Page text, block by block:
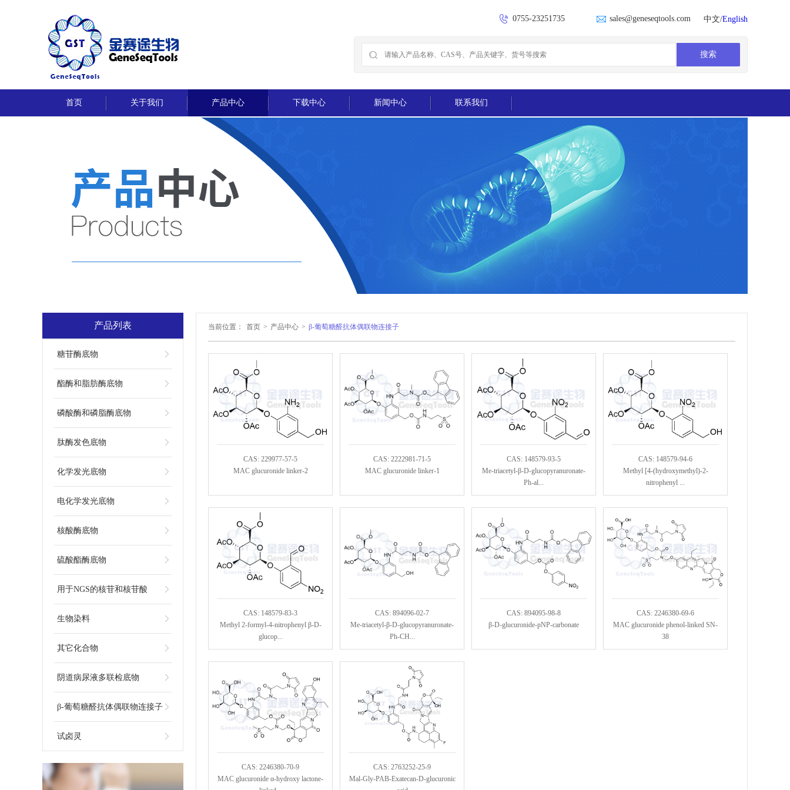
0755-23251735 sales@geneseqtools.com 中文/English
首页 关于我们 产品中心 下载中心 新闻中心 联系我们
产品列表
糖苷酶底物
酯酶和脂肪酶底物
磷酸酶和磷脂酶底物
肽酶发色底物
化学发光底物
电化学发光底物
核酸酶底物
硫酸酯酶底物
用于NGS的核苷和核苷酸
生物染料
其它化合物
阴道病尿液多联检底物
β-葡萄糖醛抗体偶联物连接子
试卤灵
当前位置： 首页 > 产品中心 > β-葡萄糖醛抗体偶联物连接子
CAS: 229977-57-5
MAC glucuronide linker-2
CAS: 2222981-71-5
MAC glucuronide linker-1
CAS: 148579-93-5
Me-triacetyl-β-D-glucopyranuronate-
Ph-al...
CAS: 148579-94-6
Methyl [4-(hydroxymethyl)-2-
nitrophenyl ...
CAS: 148579-83-3
Methyl 2-formyl-4-nitrophenyl β-D-
glucop...
CAS: 894096-02-7
Me-triacetyl-β-D-glucopyranuronate-
Ph-CH...
CAS: 894095-98-8
β-D-glucuronide-pNP-carbonate
CAS: 2246380-69-6
MAC glucuronide phenol-linked SN-
38
CAS: 2246380-70-9
MAC glucuronide α-hydroxy lactone-
CAS: 2763252-25-9
Mal-Gly-PAB-Exatecan-D-glucuronic